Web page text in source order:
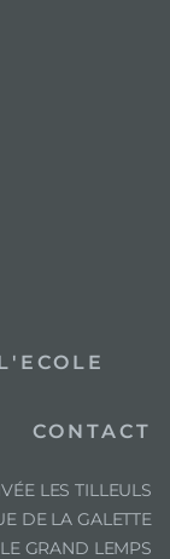
CONTACT
LES TILLEULS
DE LA GALETTE
GRAND LEMPS